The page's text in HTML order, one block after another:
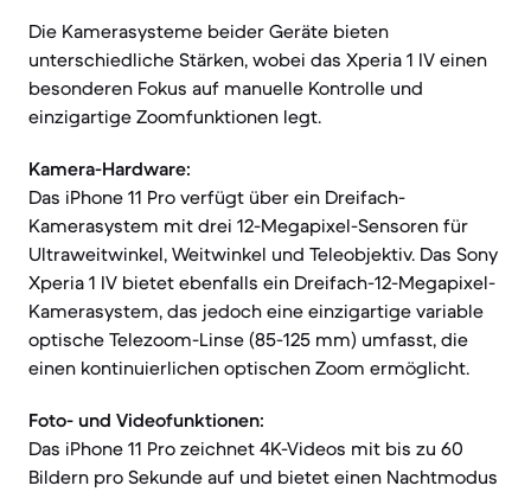
Die Kamerasysteme beider Geräte bieten
unterschiedliche Stärken, wobei das Xperia 1 IV einen
besonderen Fokus auf manuelle Kontrolle und
einzigartige Zoomfunktionen legt.
Kamera-Hardware:
Das iPhone 11 Pro verfügt über ein Dreifach-
Kamerasystem mit drei 12-Megapixel-Sensoren für
Ultraweitwinkel, Weitwinkel und Teleobjektiv. Das Sony
Xperia 1 IV bietet ebenfalls ein Dreifach-12-Megapixel-
Kamerasystem, das jedoch eine einzigartige variable
optische Telezoom-Linse (85-125 mm) umfasst, die
einen kontinuierlichen optischen Zoom ermöglicht.
Foto- und Videofunktionen:
Das iPhone 11 Pro zeichnet 4K-Videos mit bis zu 60
Bildern pro Sekunde auf und bietet einen Nachtmodus